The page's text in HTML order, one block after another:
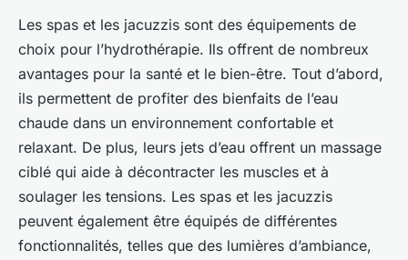
Les spas et les jacuzzis sont des équipements de
choix pour l’hydrothérapie. Ils offrent de nombreux
avantages pour la santé et le bien-être. Tout d’abord,
ils permettent de profiter des bienfaits de l’eau
chaude dans un environnement confortable et
relaxant. De plus, leurs jets d’eau offrent un massage
ciblé qui aide à décontracter les muscles et à
soulager les tensions. Les spas et les jacuzzis
peuvent également être équipés de différentes
fonctionnalités, telles que des lumières d’ambiance,